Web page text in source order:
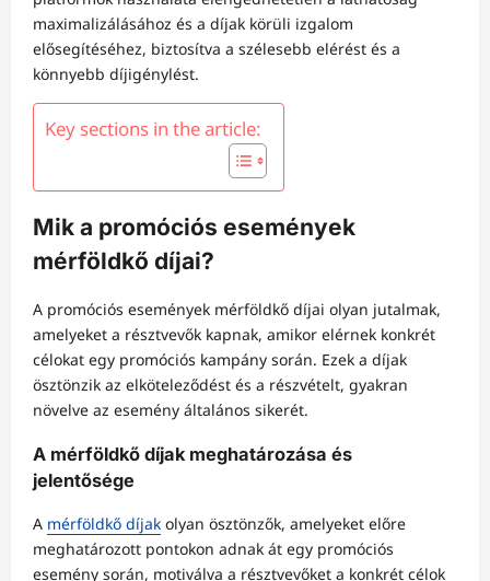
maximalizálásához és a díjak körüli izgalom
elősegítéséhez, biztosítva a szélesebb elérést és a
könnyebb díjigénylést.
Key sections in the article:
Mik a promóciós események
mérföldkő díjai?
A promóciós események mérföldkő díjai olyan jutalmak,
amelyeket a résztvevők kapnak, amikor elérnek konkrét
célokat egy promóciós kampány során. Ezek a díjak
ösztönzik az elköteleződést és a részvételt, gyakran
növelve az esemény általános sikerét.
A mérföldkő díjak meghatározása és
jelentősége
A mérföldkő díjak olyan ösztönzők, amelyeket előre
meghatározott pontokon adnak át egy promóciós
esemény során, motiválva a résztvevőket a konkrét célok